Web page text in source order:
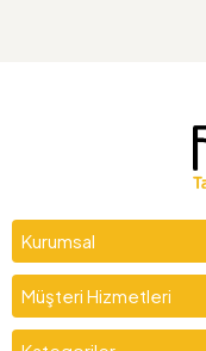
Kurumsal
Müşteri Hizmetleri